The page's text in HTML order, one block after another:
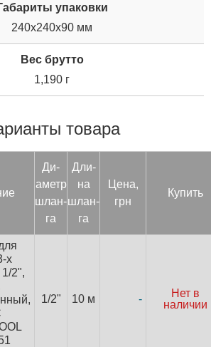
упаковки
240x240x90 мм
Вес брутто
1,190 г
товара
Ди­
аметр
шлан­
га
Дли­
на
шлан­
га
Цена,
грн
Купить
х
2",
1/2" 10 м -
Нет в
наличии